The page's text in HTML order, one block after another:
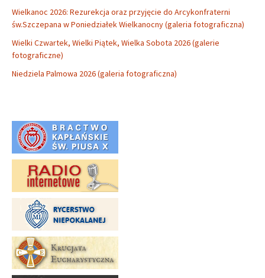
Wielkanoc 2026: Rezurekcja oraz przyjęcie do Arcykonfraterni
św.Szczepana w Poniedziałek Wielkanocny (galeria fotograficzna)
Wielki Czwartek, Wielki Piątek, Wielka Sobota 2026 (galerie
fotograficzne)
Niedziela Palmowa 2026 (galeria fotograficzna)